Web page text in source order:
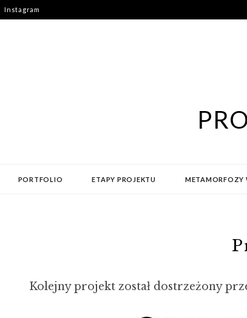
Instagram
PORTFOLIO ETAPY PROJEKTU METAMORFOZY
Kolejny projekt został dostrzeżony